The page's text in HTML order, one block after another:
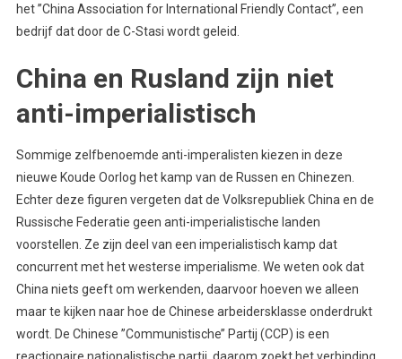
het ’’China Association for International Friendly Contact’’, een
bedrijf dat door de C-Stasi wordt geleid.
China en Rusland zijn niet
anti-imperialistisch
Sommige zelfbenoemde anti-imperalisten kiezen in deze
nieuwe Koude Oorlog het kamp van de Russen en Chinezen.
Echter deze figuren vergeten dat de Volksrepubliek China en de
Russische Federatie geen anti-imperialistische landen
voorstellen. Ze zijn deel van een imperialistisch kamp dat
concurrent met het westerse imperialisme. We weten ook dat
China niets geeft om werkenden, daarvoor hoeven we alleen
maar te kijken naar hoe de Chinese arbeidersklasse onderdrukt
wordt. De Chinese ’’Communistische’’ Partij (CCP) is een
reactionaire nationalistische partij, daarom zoekt het verbinding